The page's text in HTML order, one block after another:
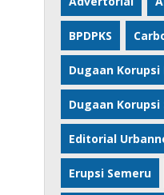
BPDPKS
Dugaan Korupsi
Dugaan Korupsi
Editorial
Erupsi Semeru